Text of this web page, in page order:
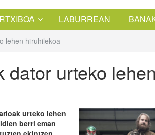
LABURREAN
lehen hiruhilekoa
dator urteko
urteko lehen
berri eman